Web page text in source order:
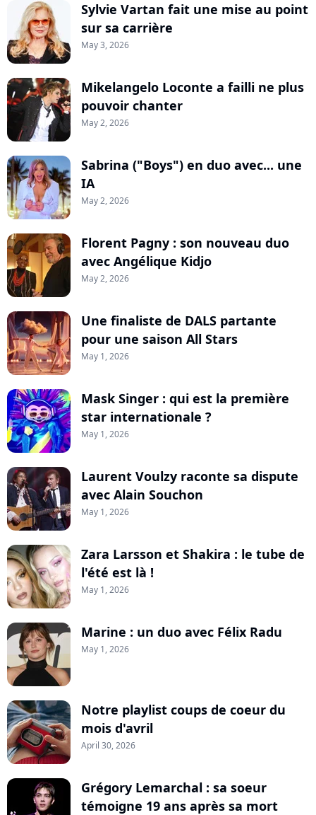
Sylvie Vartan fait une mise au point
sur sa carrière
May 3, 2026
Mikelangelo Loconte a failli ne plus
pouvoir chanter
May 2, 2026
Sabrina ("Boys") en duo avec... une
IA
May 2, 2026
Florent Pagny : son nouveau duo
avec Angélique Kidjo
May 2, 2026
Une finaliste de DALS partante
pour une saison All Stars
May 1, 2026
Mask Singer : qui est la première
star internationale ?
May 1, 2026
Laurent Voulzy raconte sa dispute
avec Alain Souchon
May 1, 2026
Zara Larsson et Shakira : le tube de
l'été est là !
May 1, 2026
Marine : un duo avec Félix Radu
May 1, 2026
Notre playlist coups de coeur du
mois d'avril
April 30, 2026
Grégory Lemarchal : sa soeur
témoigne 19 ans après sa mort